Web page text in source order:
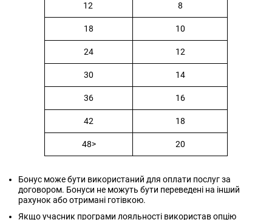
12 8
18 10
24 12
30 14
36 16
42 18
48> 20
Бонус може бути використаний для оплати послуг за
договором. Бонуси не можуть бути переведені на інший
рахунок або отримані готівкою.
Якщо учасник програми лояльності використав опцію